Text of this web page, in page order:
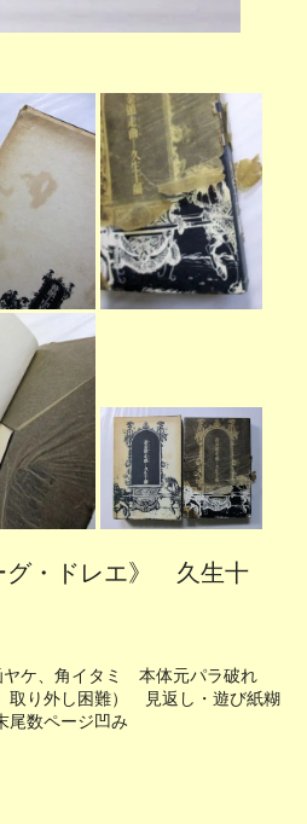
グ・ドレエ》 久生十
、角イタミ 本体元パラ破れ
取り外し困難） 見返し・遊び紙糊
数ページ凹み